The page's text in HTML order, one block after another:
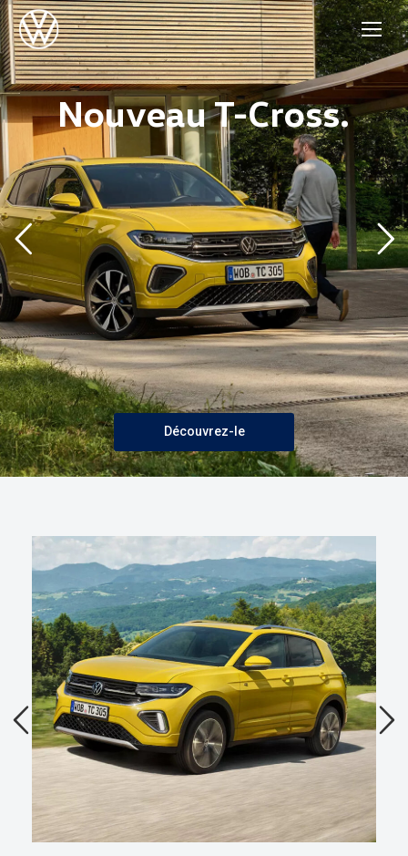
Découvrez-le
Nouveau Tiguan.